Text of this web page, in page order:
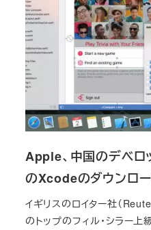
Apple、中国のデベ
のXcodeのダウンロ
イギリスのロイター社（
のトップのフィル・シラー